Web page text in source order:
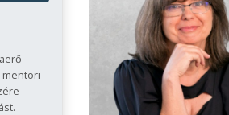
mentori